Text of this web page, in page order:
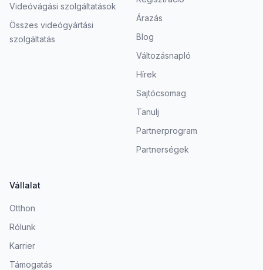
Videóvágási szolgáltatások
Összes videógyártási
szolgáltatás
Árazás
Blog
Változásnapló
Hírek
Sajtócsomag
Tanulj
Partnerprogram
Partnerségek
Vállalat
Otthon
Rólunk
Karrier
Támogatás